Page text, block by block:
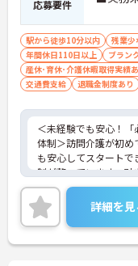
が変わっても、制度
応募要件
駅から徒歩10分以内 残業少
年間休日110日以上
ブラン
産休･育休･介護休暇取得実績
交通費支給
退職金制度あり
＜未経験でも安心！
体制＞訪問介護が初め
も安心してスタート
制が整っています。引
ませることはなく、
寧に指導を行います。
宅で、1対1でじっく
め、「もっと丁寧に
想いをお持ちの方にぴ
詳細を見